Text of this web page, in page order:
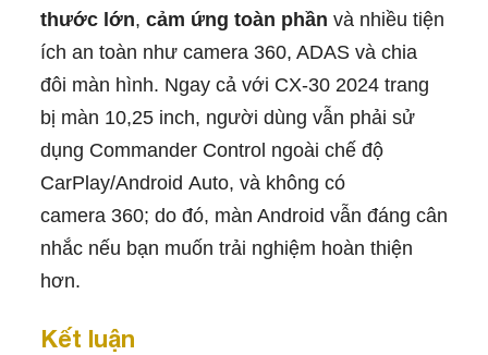
thước lớn, cảm ứng toàn phần và nhiều tiện
ích an toàn như camera 360, ADAS và chia
đôi màn hình. Ngay cả với CX‑30 2024 trang
bị màn 10,25 inch, người dùng vẫn phải sử
dụng Commander Control ngoài chế độ
CarPlay/Android Auto, và không có
camera 360; do đó, màn Android vẫn đáng cân
nhắc nếu bạn muốn trải nghiệm hoàn thiện
hơn.
Kết luận